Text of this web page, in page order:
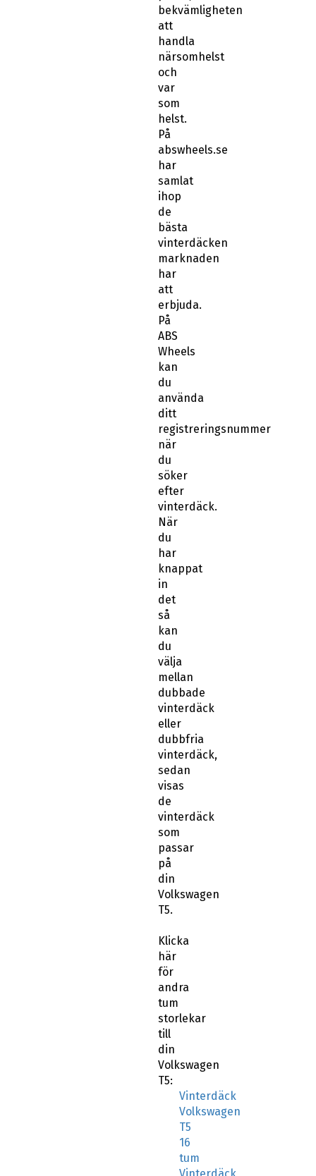
bekvämligheten
att
handla
närsomhelst
och
var
som
helst.
På
abswheels.se
har
samlat
ihop
de
bästa
vinterdäcken
marknaden
har
att
erbjuda.
På
ABS
Wheels
kan
du
använda
ditt
registreringsnummer
när
du
söker
efter
vinterdäck.
När
du
har
knappat
in
det
så
kan
du
välja
mellan
dubbade
vinterdäck
eller
dubbfria
vinterdäck,
sedan
visas
de
vinterdäck
som
passar
på
din
Volkswagen
T5.
Klicka
här
för
andra
tum
storlekar
till
din
Volkswagen
T5:
Vinterdäck
Volkswagen
T5
16
tum
Vinterdäck